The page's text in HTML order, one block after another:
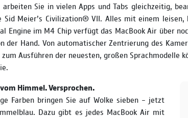
Sie in vielen Apps und Tabs gleich­zeitig,
Sid Meier’s Civilization® VII. Alles mit einem
Engine im M4 Chip verfügt das MacBook Air über
der Hand. Von auto­ma­tischer Zentrierung des
Ausführen der neu­esten, großen Sprach­modelle
Himmel. Versprochen.
Farben bringen Sie auf Wolke sieben – jetzt
Dazu gibt es jedes MacBook Air mit